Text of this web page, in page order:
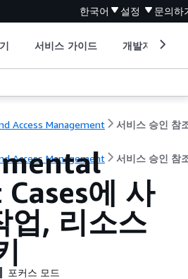
한국어 설정 문의하
서비스 가이드 개발자 도구
Access Management 서비스 승인 참
Access Management 서비스 승인 참
에 사
업, 리소스
포커스 모드